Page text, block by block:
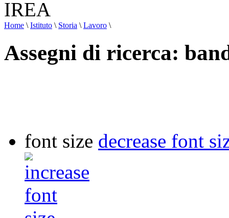
Home \ Istituto \ Storia \ Lavoro \
Assegni di ricerca:
font size decrease font